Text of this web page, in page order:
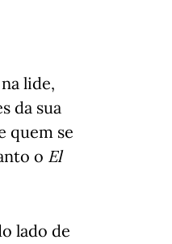
lide,
da sua
quem se
o El
lado de